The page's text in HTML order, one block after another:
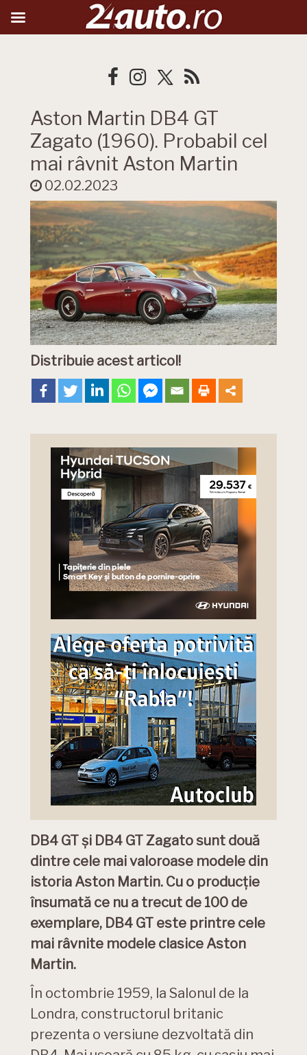
Aston Martin DB4 GT
Zagato (1960). Probabil cel
mai râvnit Aston Martin
02.02.2023
Distribuie acest articol!
DB4 GT și DB4 GT Zagato sunt două
dintre cele mai valoroase modele din
istoria Aston Martin. Cu o producție
însumată ce nu a trecut de 100 de
exemplare, DB4 GT este printre cele
mai râvnite modele clasice Aston
Martin.
În octombrie 1959, la Salonul de la
Londra, constructorul britanic
prezenta o versiune dezvoltată din